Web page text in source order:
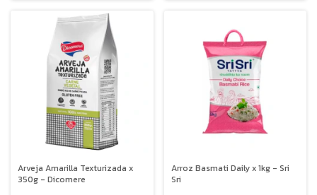
Arveja Amarilla Texturizada x
350g - Dicomere
Arroz Basmati Daily x 1kg - Sri
Sri